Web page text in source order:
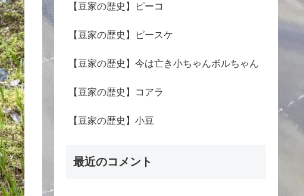
【豆家の歴史】ピーコ
【豆家の歴史】ピースケ
【豆家の歴史】今は亡き小ちゃんボルちゃん
【豆家の歴史】コアラ
【豆家の歴史】小豆
最近のコメント